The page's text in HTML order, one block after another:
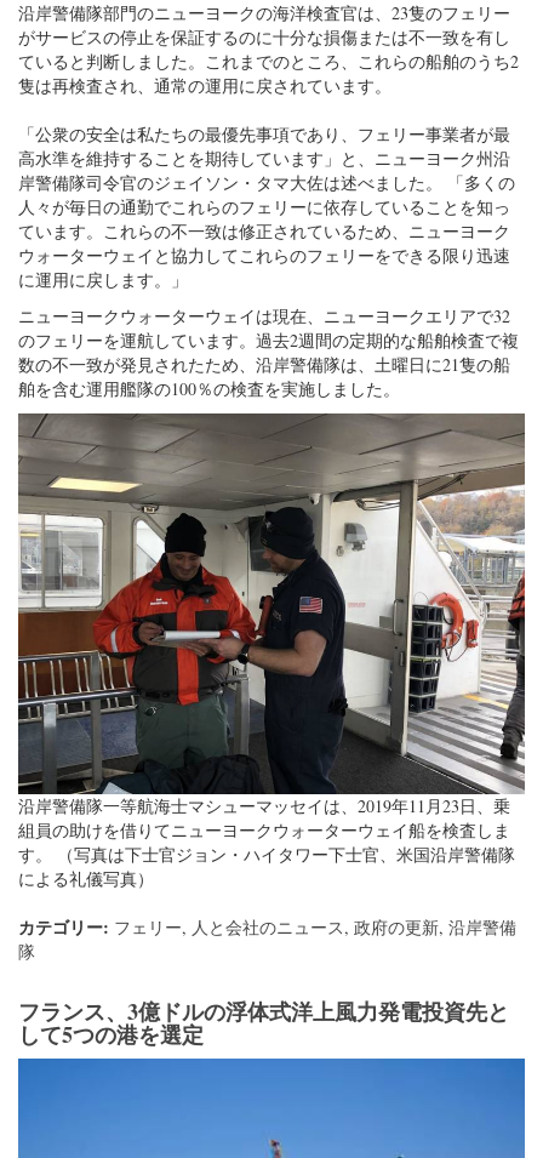
沿岸警備隊部門のニューヨークの海洋検査官は、23隻のフェリー
がサービスの停止を保証するのに十分な損傷または不一致を有し
ていると判断しました。これまでのところ、これらの船舶のうち2
隻は再検査され、通常の運用に戻されています。
「公衆の安全は私たちの最優先事項であり、フェリー事業者が最
高水準を維持することを期待しています」と、ニューヨーク州沿
岸警備隊司令官のジェイソン・タマ大佐は述べました。 「多くの
人々が毎日の通勤でこれらのフェリーに依存していることを知っ
ています。これらの不一致は修正されているため、ニューヨーク
ウォーターウェイと協力してこれらのフェリーをできる限り迅速
に運用に戻します。」
ニューヨークウォーターウェイは現在、ニューヨークエリアで32
のフェリーを運航しています。過去2週間の定期的な船舶検査で複
数の不一致が発見されたため、沿岸警備隊は、土曜日に21隻の船
舶を含む運用艦隊の100％の検査を実施しました。
沿岸警備隊一等航海士マシューマッセイは、2019年11月23日、乗
組員の助けを借りてニューヨークウォーターウェイ船を検査しま
す。 （写真は下士官ジョン・ハイタワー下士官、米国沿岸警備隊
による礼儀写真）
カテゴリー: フェリー, 人と会社のニュース, 政府の更新, 沿岸警備
隊
フランス、3億ドルの浮体式洋上風力発電投資先と
して5つの港を選定